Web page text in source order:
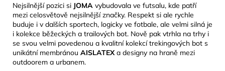
Nejsilnější pozici si JOMA vybudovala ve futsalu, kde patří
mezi celosvětově nejsilnější značky. Respekt si ale rychle
buduje i v dalších sportech, logicky ve fotbale, ale velmi silná je
i kolekce běžeckých a trailových bot. Nově pak vtrhla na trhy i
se svou velmi povedenou a kvalitní kolekcí trekingových bot s
unikátní membránou AISLATEXa designy na hraně mezi
outdoorem a urbanem.